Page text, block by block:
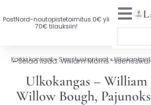
PostNord-noutopistetoimitus 0€ yli
70€ tilauksiin!
UUTTA VALIKOIMASSA
KAIKKI KANKAAT
Kaikki kankaat»Sisustuskankaat»Ulkokankaat
←Selaa lisää: William Morris -
Ulkokangas –
Willow Bough,